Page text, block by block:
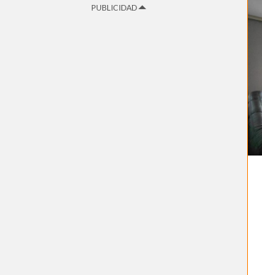
PUBLICIDAD